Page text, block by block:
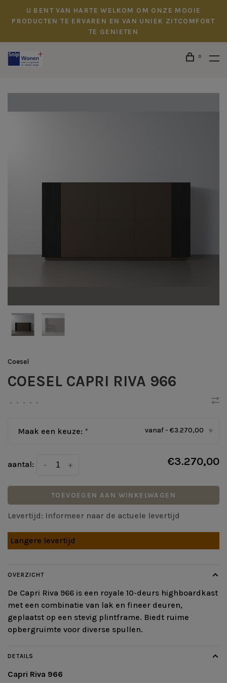
U BENT VAN HARTE WELKOM OM ONZE MOOIE
PRODUCTEN TE ERVAREN EN VAN UNIEK ZITCOMFORT
TE GENIETEN
0
Coesel
COESEL CAPRI RIVA 966
• • • • •
Maak een keuze: * vanaf - €3.270,00 ▾
aantal: +
- €3.270,00
TOEVOEGEN AAN WINKELWAGEN
Levertijd: Informeer naar de actuele levertijd
Langere levertijd
OVERZICHT
De Capri Riva 966 is een royale 10-deurs highboardkast
met een combinatie van lak en fineer deuren,
geplaatst op een stevig plintframe. Biedt ruime
opbergruimte voor diverse spullen.
DETAILS
Capri Riva 966